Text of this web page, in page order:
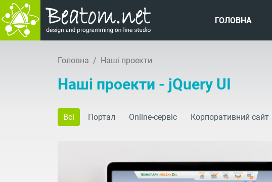
ГОЛОВНА
Головна Наші проекти
Наші проекти - jQuery UI
Всі Портал Online-сервіс Корпоративний сайт